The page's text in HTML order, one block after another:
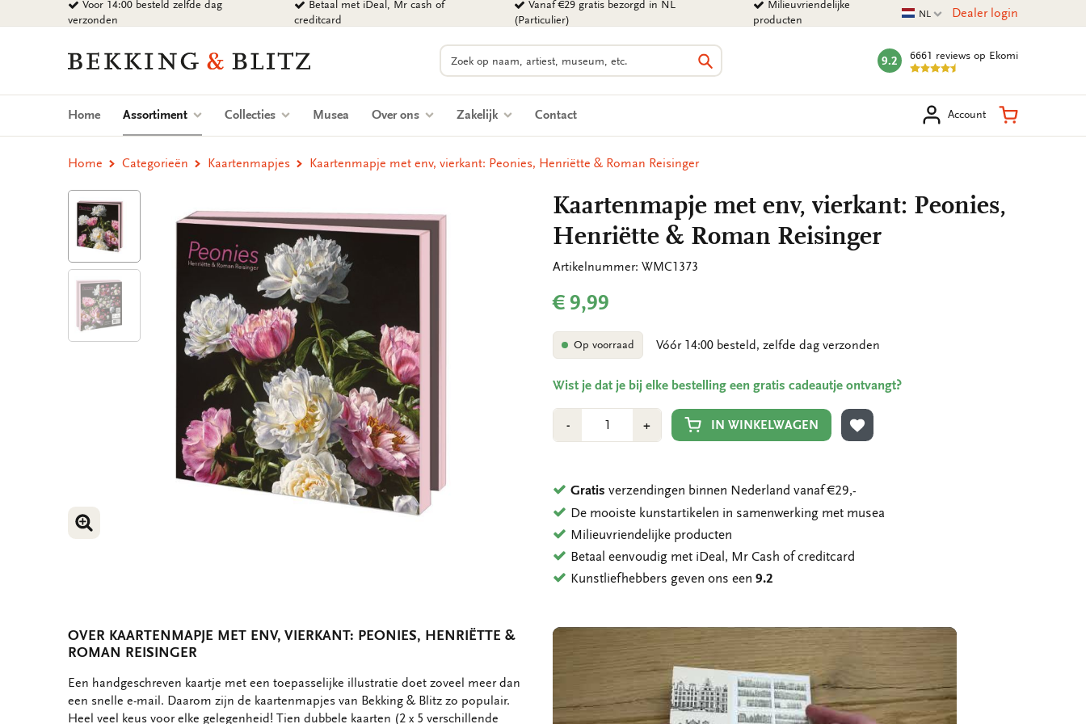
naar
Voor 14:00 besteld zelfde dag
verzonden
Betaal met iDeal, Mr cash of
creditcard
Vanaf €29 gratis bezorgd in NL
(Particulier)
Milieuvriendelijke
producten
Huidige taal
NL Dealer login
Bekking
Blitz
Uitgevers
Zoeken
Zoeken
mark:
9.2 6661 reviews op Ekomi
Home Assortiment (current)Collecties Musea Over ons Zakelijk Contact Account Winkelmand
Home Categorieën Kaartenmapjes Kaartenmapje met env, vierkant: Peonies, Henriëtte & Roman Reisinger
VERGROOT AFBEELDING
VERGROOT AFBEELDING
Kaartenmapje met env, vierkant: Peonies,
Henriëtte & Roman Reisinger
Artikelnummer: WMC1373
€ 9,99
Op voorraad Vóór 14:00 besteld, zelfde dag verzonden
Wist je dat je bij elke bestelling een gratis cadeautje ontvangt?
-Min
1
+Plus
1
IN WINKELWAGEN
TOEVOEGEN AAN VERLANGLIJST
Gratis verzendingen binnen Nederland vanaf €29,-
De mooiste kunstartikelen in samenwerking met musea
Milieuvriendelijke producten
Betaal eenvoudig met iDeal, Mr Cash of creditcard
Kunstliefhebbers geven ons een9.2
OVER KAARTENMAPJE MET ENV, VIERKANT: PEONIES, HENRIËTTE &
ROMAN REISINGER
OMSCHRIJVING
Een handgeschreven kaartje met een toepasselijke illustratie doet zoveel meer dan
een snelle e-mail. Daarom zijn de kaartenmapjes van Bekking & Blitz zo populair.
Heel veel keus voor elke gelegenheid! Tien dubbele kaarten (2 x 5 verschillende